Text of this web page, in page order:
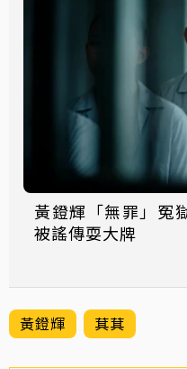
黃鐙輝「無罪」冤
被謠傳耍大牌
黃鐙輝 萁萁